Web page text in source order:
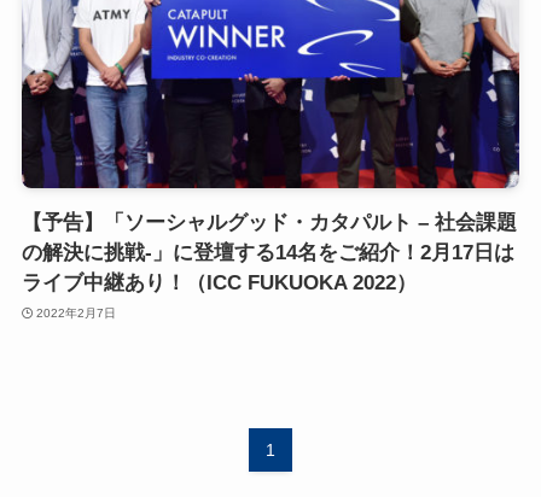
【予告】「ソーシャルグッド・カタパルト – 社会課題
の解決に挑戦-」に登壇する14名をご紹介！2月17日は
ライブ中継あり！（ICC FUKUOKA 2022）
2022年2月7日
1